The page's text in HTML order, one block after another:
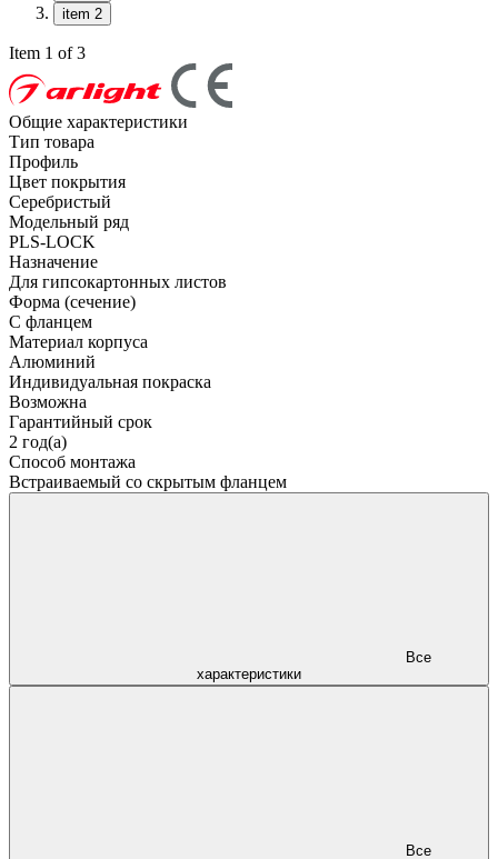
item 2
Item 1 of 3
Общие характеристики
Тип товара
Профиль
Цвет покрытия
Серебристый
Модельный ряд
PLS-LOCK
Назначение
Для гипсокартонных листов
Форма (сечение)
С фланцем
Материал корпуса
Алюминий
Индивидуальная покраска
Возможна
Гарантийный срок
2 год(а)
Способ монтажа
Встраиваемый со скрытым фланцем
характеристики